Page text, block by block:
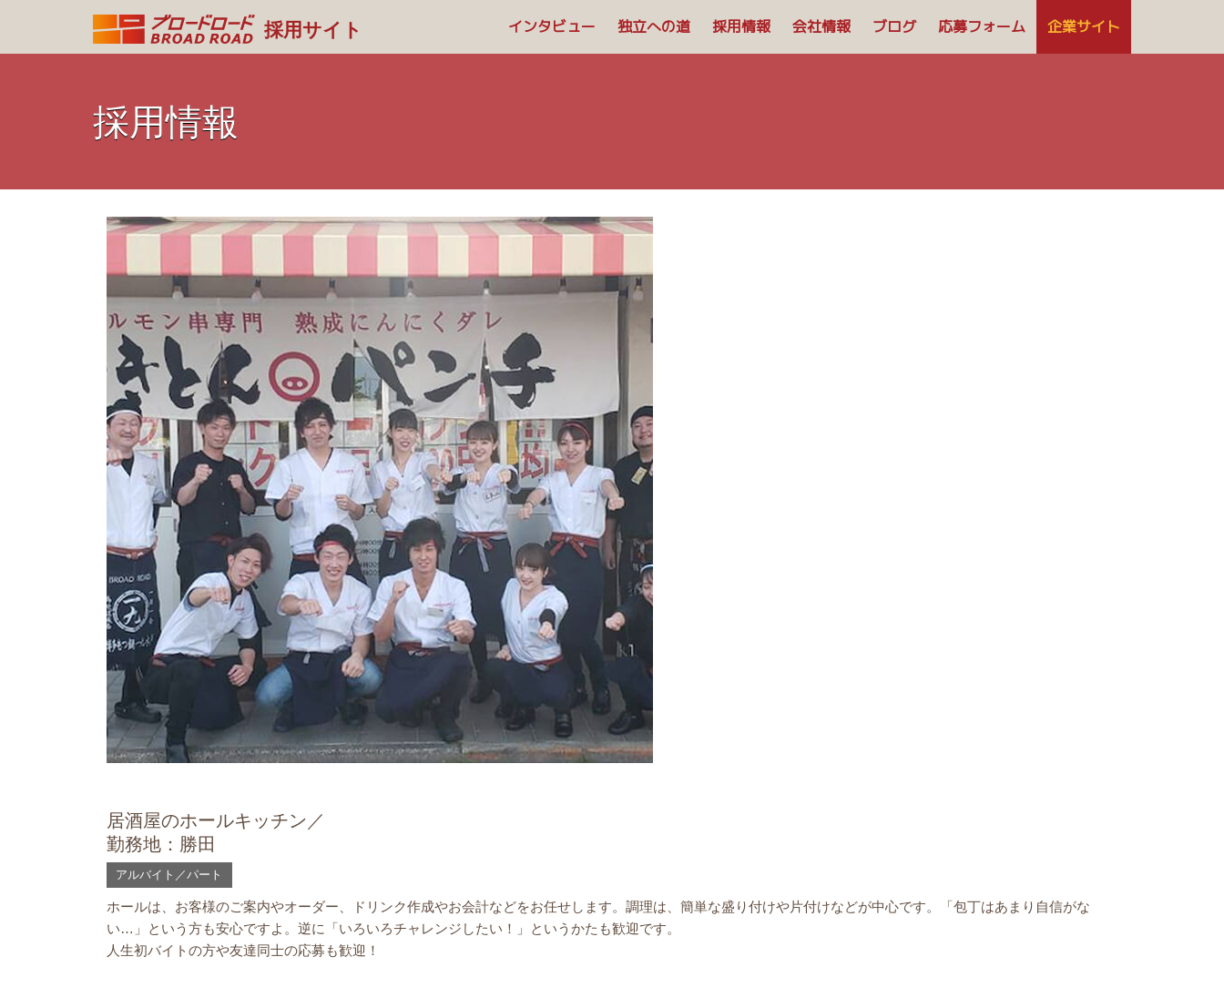
採用サイト インタビュー 独立への道 採用情報 会社情報 ブログ 応募フォーム 企業サイト
採用情報
居酒屋のホールキッチン／
勤務地：勝田
アルバイト／パート
ホールは、お客様のご案内やオーダー、ドリンク作成やお会計などをお任せします。調理は、簡単な盛り付けや片付けなどが中心です。「包丁はあまり自信がな
い…」という方も安心ですよ。逆に「いろいろチャレンジしたい！」というかたも歓迎です。
人生初バイトの方や友達同士の応募も歓迎！